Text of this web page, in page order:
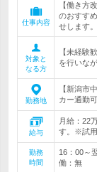
仕事内容
【働き方
のおすす
せします。
対象と
なる方
【未経験
を行いな
勤務地
【新潟市
カー通勤
給与
月給：22
す。※試用
勤務
時間
16：00～
働：無